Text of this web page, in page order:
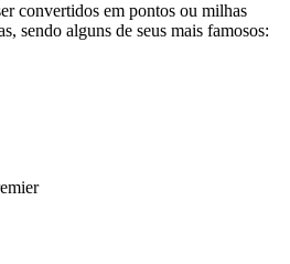
convertidos em pontos ou milhas
sendo alguns de seus mais famosos: